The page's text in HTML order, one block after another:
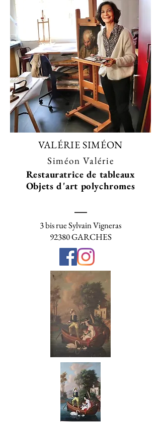
VALÉRIE SIMÉON
Siméon Valérie
Restauratrice de tableaux
Objets d'art polychromes
3 bis rue Sylvain Vigneras
92380 GARCHES